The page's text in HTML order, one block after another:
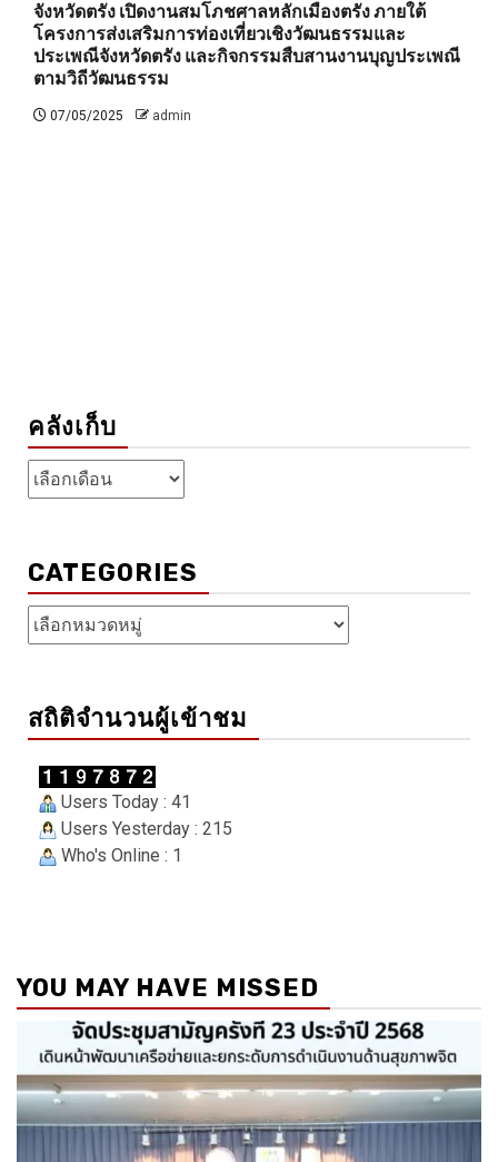
จังหวัดตรัง เปิดงานสมโภชศาลหลักเมืองตรัง ภายใต้
โครงการส่งเสริมการท่องเที่ยวเชิงวัฒนธรรมและ
ประเพณีจังหวัดตรัง และกิจกรรมสืบสานงานบุญประเพณี
ตามวิถีวัฒนธรรม
07/05/2025 admin
คลังเก็บ
คลัง
เก็บ
CATEGORIES
Categories
สถิติจำนวนผู้เข้าชม
Users Today : 41
Users Yesterday : 215
Who's Online : 1
YOU MAY HAVE MISSED